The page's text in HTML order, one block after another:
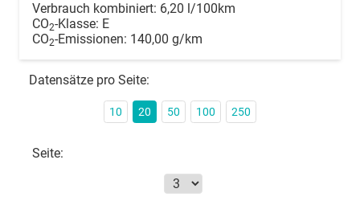
Verbrauch kombiniert: 6,20 l/100km
CO2-Klasse: E
CO2-Emissionen: 140,00 g/km
Datensätze pro Seite:
10 20 50 100 250
Seite: